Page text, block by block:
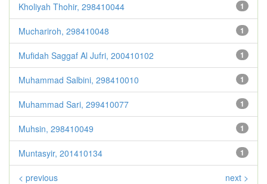
1
Kholiyah Thohir, 298410044
1
Muchariroh, 298410048
1
Mufidah Saggaf Al Jufri, 200410102
1
Muhammad Salbini, 298410010
1
Muhammad Sari, 299410077
1
Muhsin, 298410049
1
Muntasyir, 201410134
< previous next >